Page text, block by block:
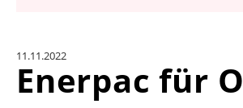
KONTAKT
11.11.2022
Enerpac für